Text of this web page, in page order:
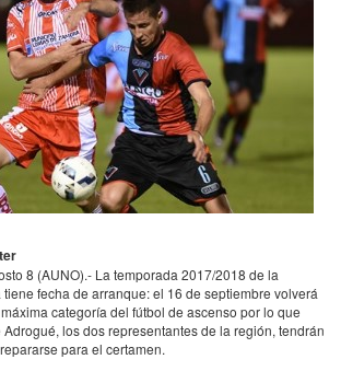
8 (AUNO).- La temporada 2017/2018 de la
fecha de arranque: el 16 de septiembre volverá
categoría del fútbol de ascenso por lo que
los dos representantes de la región, tendrán
para el certamen.